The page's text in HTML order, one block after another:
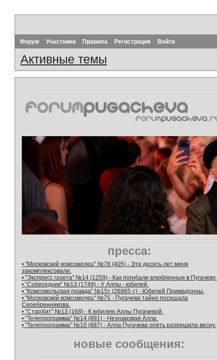
Форум Участники Правила Регистрация Войти
Активные темы
пресса:
• "Московский комсомолец" №78 (405) - Эти десять лет меня
закомплексовали.
• "Экспресс газета" №14 (1259) - Как погибали влюбленные в Пугачеву.
• "Собеседник" №13 (1749) - У Аллы - юбилей.
• "Комсомольская правда" №15т (26965-т) - Юбилей Примадонны.
• "Московский комсомолец" №75 - Пугачева тайно посещала
Серебренникова.
• "СтарХит" №13 (168) - К юбилею Аллы Пугачевой.
• "Телепрограмма" №14 (891) - Незнакомая Алла.
• "Телепрограмма" №10 (887) - Алла Пугачева опять разрешила весну.
новые сообщения: